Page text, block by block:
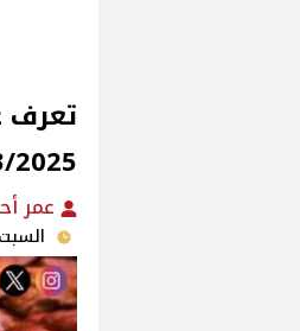
2025
عمر
السبت 15/مارس/2025 - 09:55 ص